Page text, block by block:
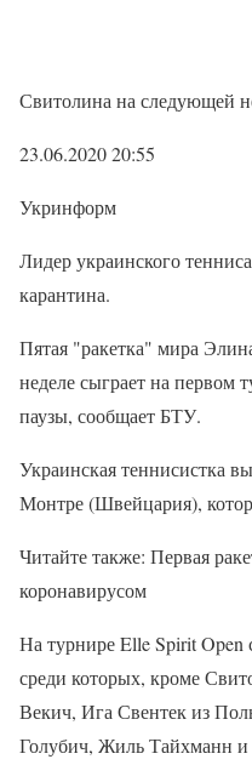
Свитолина на следующей
23.06.2020 20:55
Укринформ
Лидер украинского
карантина.
Пятая "ракетка" мира
неделе сыграет на первом
паузы, сообщает БТУ.
Украинская теннисистка
Монтре (Швейцария),
Читайте также: Первая
коронавирусом
На турнире Elle Spirit Open
среди которых, кроме
Векич, Ига Свентек из
Голубич, Жиль Тайхманн и